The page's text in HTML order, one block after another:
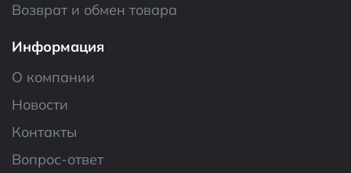
Возврат и обмен товара
Информация
О компании
Новости
Контакты
Вопрос-ответ